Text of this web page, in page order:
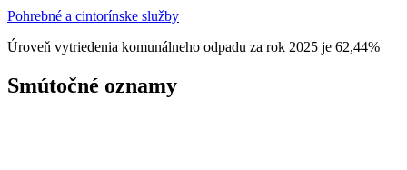
Pohrebné a cintorínske služby
Úroveň vytriedenia komunálneho odpadu za rok 2025 je 62,44%
Smútočné oznamy